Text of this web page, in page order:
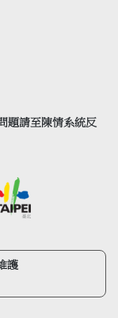
題請至陳情系統反
護